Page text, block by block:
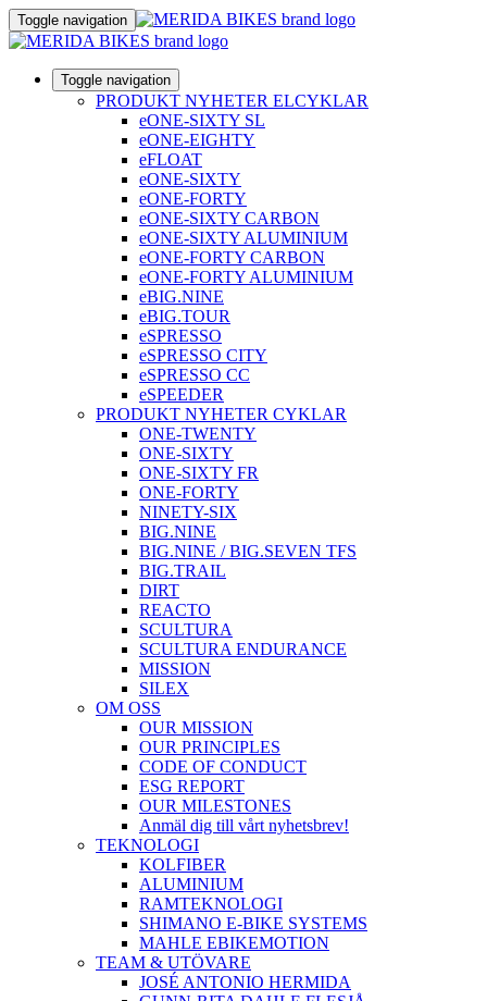
Toggle navigation
Toggle navigation
PRODUKT NYHETER ELCYKLAR
eONE-SIXTY SL
eONE-EIGHTY
eFLOAT
eONE-SIXTY
eONE-FORTY
eONE-SIXTY CARBON
eONE-SIXTY ALUMINIUM
eONE-FORTY CARBON
eONE-FORTY ALUMINIUM
eBIG.NINE
eBIG.TOUR
eSPRESSO
eSPRESSO CITY
eSPRESSO CC
eSPEEDER
PRODUKT NYHETER CYKLAR
ONE-TWENTY
ONE-SIXTY
ONE-SIXTY FR
ONE-FORTY
NINETY-SIX
BIG.NINE
BIG.NINE / BIG.SEVEN TFS
BIG.TRAIL
DIRT
REACTO
SCULTURA
SCULTURA ENDURANCE
MISSION
SILEX
OM OSS
OUR MISSION
OUR PRINCIPLES
CODE OF CONDUCT
ESG REPORT
OUR MILESTONES
Anmäl dig till vårt nyhetsbrev!
TEKNOLOGI
KOLFIBER
ALUMINIUM
RAMTEKNOLOGI
SHIMANO E-BIKE SYSTEMS
MAHLE EBIKEMOTION
TEAM & UTÖVARE
JOSÉ ANTONIO HERMIDA